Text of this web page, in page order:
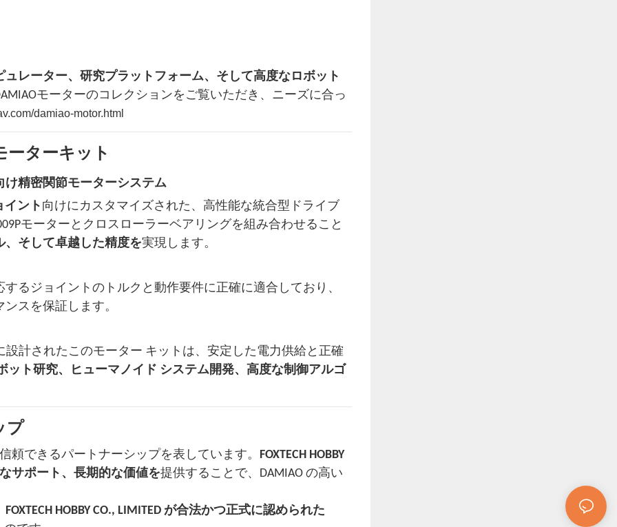
レーター、研究プラットフォーム、そして高度なロボット
モーターのコレクションをご覧いただき、ニーズに合っ
damiao-motor.html
ーターキット
精密関節モーターシステム
イント 向けにカスタマイズされた、高性能な統合型ドライブ
モーターとクロスローラーベアリングを組み合わせること
そして卓越した精度を実現します。
るジョイントのトルクと動作要件に正確に適合しており、
スを保証します。
計されたこのモーター キットは、安定した電力供給と正確
ット研究、ヒューマノイド システム開発、高度な制御アルゴ
プ
頼できるパートナーシップを表しています。
FOXTECH HOBBY
サポート、長期的な価値を提供することで、DAMIAO の高い
FOXTECH HOBBY CO., LIMITED が合法かつ正式に認められた